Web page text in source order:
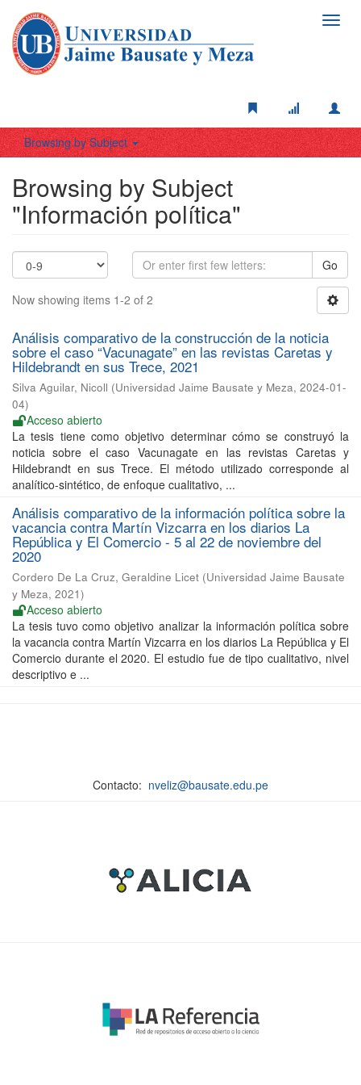
Browsing by Subject
Browsing by Subject
"Información política"
Go
Now showing items 1-2 of 2
Análisis comparativo de la construcción de la noticia
sobre el caso “Vacunagate” en las revistas Caretas y
Hildebrandt en sus Trece, 2021
Silva Aguilar, Nicoll (Universidad Jaime Bausate y Meza, 2024-01-
04)
Acceso abierto
La tesis tiene como objetivo determinar cómo se construyó la
noticia sobre el caso Vacunagate en las revistas Caretas y
Hildebrandt en sus Trece. El método utilizado corresponde al
analítico-sintético, de enfoque cualitativo, ...
Análisis comparativo de la información política sobre la
vacancia contra Martín Vizcarra en los diarios La
República y El Comercio - 5 al 22 de noviembre del
2020
Cordero De La Cruz, Geraldine Licet (Universidad Jaime Bausate
y Meza, 2021)
Acceso abierto
La tesis tuvo como objetivo analizar la información política sobre
la vacancia contra Martín Vizcarra en los diarios La República y El
Comercio durante el 2020. El estudio fue de tipo cualitativo, nivel
descriptivo e ...
Contacto: nveliz@bausate.edu.pe